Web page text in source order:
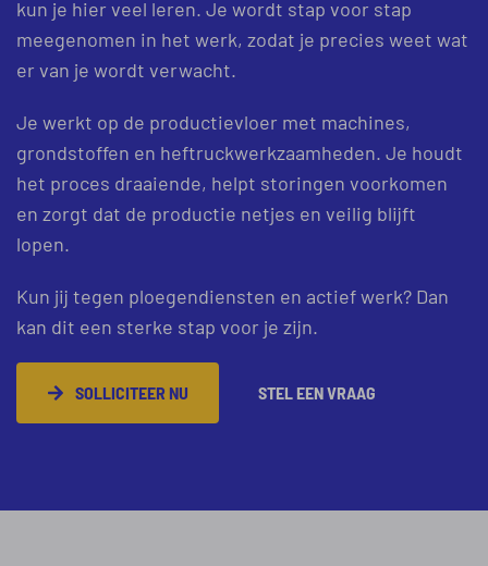
kun je hier veel leren. Je wordt stap voor stap
meegenomen in het werk, zodat je precies weet wat
er van je wordt verwacht.
Je werkt op de productievloer met machines,
grondstoffen en heftruckwerkzaamheden. Je houdt
het proces draaiende, helpt storingen voorkomen
en zorgt dat de productie netjes en veilig blijft
lopen.
Kun jij tegen ploegendiensten en actief werk? Dan
kan dit een sterke stap voor je zijn.
SOLLICITEER NU STEL EEN VRAAG